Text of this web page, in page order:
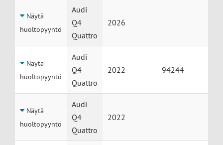
Näytä
huoltopyyntö
Audi
Q4
Quattro
2026
Näytä
huoltopyyntö
Audi
Q4
Quattro
2022 94244
Näytä
huoltopyyntö
Audi
Q4
Quattro
2022